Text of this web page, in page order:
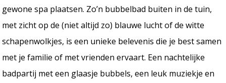
gewone spa plaatsen. Zo’n bubbelbad buiten in de tuin,
met zicht op de (niet altijd zo) blauwe lucht of de witte
schapenwolkjes, is een unieke belevenis die je best samen
met je familie of met vrienden ervaart. Een nachtelijke
badpartij met een glaasje bubbels, een leuk muziekje en